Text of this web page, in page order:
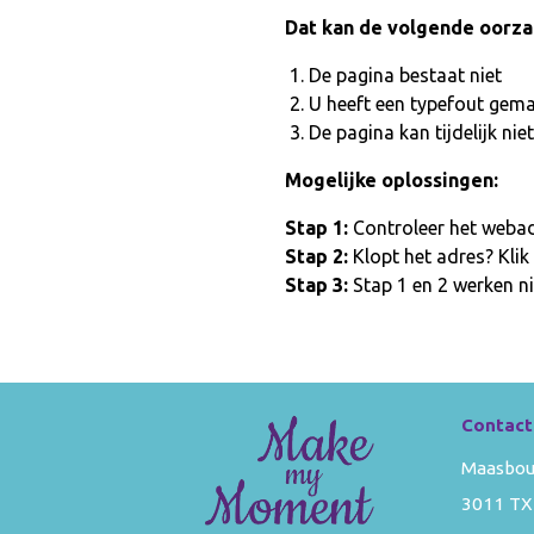
Dat kan de volgende
De pagina bestaat niet
U heeft een typefout
De pagina kan tijdelijk
Mogelijke oplossingen:
Stap 1:Controleer het
Stap 2:Klopt het adres?
Stap 3:Stap 1 en 2 werken
Contact
3011